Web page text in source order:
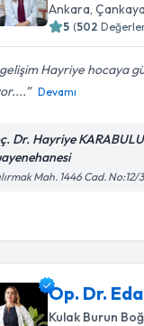
Ankara, Çankaya
5 (502
Hayriye hocaya
Devamı
Dr. Hayriye
Mah. 1446 Cad.
Op. Dr.
Kulak Burun